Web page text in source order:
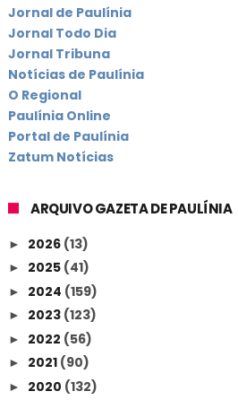
Jornal de Paulínia
Jornal Todo Dia
Jornal Tribuna
Notícias de Paulínia
O Regional
Paulínia Online
Portal de Paulínia
Zatum Notícias
ARQUIVO GAZETA DE PAULÍNIA
► 2026 (13)
► 2025 (41)
► 2024 (159)
► 2023 (123)
► 2022 (56)
► 2021 (90)
► 2020 (132)